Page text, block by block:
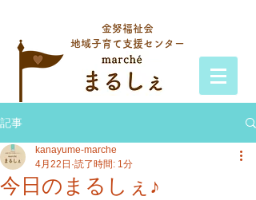
金努福祉会
地域子育て支援センター
記事
今日のまるしぇ♪
kanayume-marche
4月22日 読了時間: 1分